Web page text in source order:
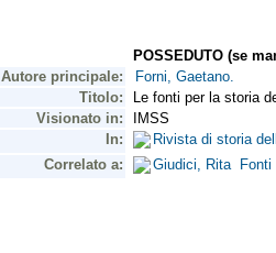
POSSEDUTO (se
Autore principale:
Forni, Gaetano.
Titolo:
Le fonti per la storia
Visionato in:
IMSS
In:
Rivista di storia
Correlato a:
Giudici, Rita Fonti